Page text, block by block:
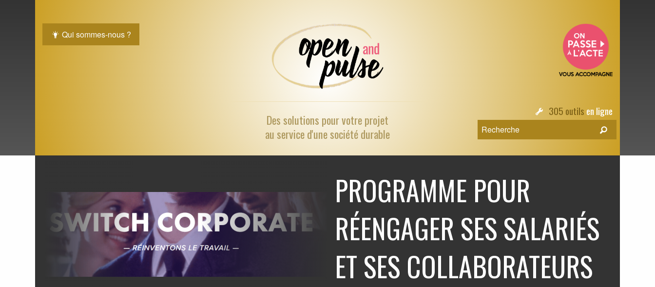
Qui sommes-nous ?
Des solutions pourvotre projet
au service d'une société durable
305 outils en ligne
PROGRAMME POUR
RÉENGAGER SES SALARIÉS
ET SES COLLABORATEURS